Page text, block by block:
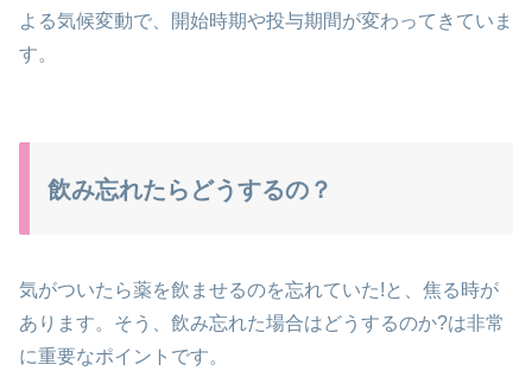
よる気候変動で、開始時期や投与期間が変わってきていま
す。
飲み忘れたらどうするの？
気がついたら薬を飲ませるのを忘れていた!と、焦る時が
あります。 そう、飲み忘れた場合はどうするのか?は非常
に重要なポイントです。